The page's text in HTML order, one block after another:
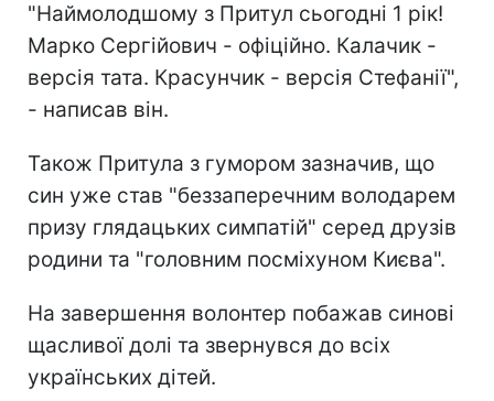
"Наймолодшому з Притул сьогодні 1 рік!
Марко Сергійович - офіційно. Калачик -
версія тата. Красунчик - версія Стефанії",
- написав він.
Також Притула з гумором зазначив, що
син уже став "беззаперечним володарем
призу глядацьких симпатій" серед друзів
родини та "головним посміхуном Києва".
На завершення волонтер побажав синові
щасливої долі та звернувся до всіх
українських дітей.